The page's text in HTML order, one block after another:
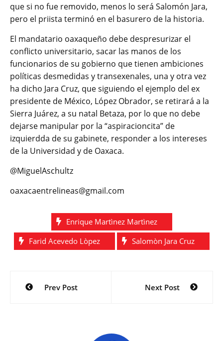
que si no fue removido, menos lo será Salomón Jara,
pero el priista terminó en el basurero de la historia.
El mandatario oaxaqueño debe despresurizar el
conflicto universitario, sacar las manos de los
funcionarios de su gobierno que tienen ambiciones
políticas desmedidas y transexenales, una y otra vez
ha dicho Jara Cruz, que siguiendo el ejemplo del ex
presidente de México, López Obrador, se retirará a la
Sierra Juárez, a su natal Betaza, por lo que no debe
dejarse manipular por la “aspiracioncita” de
izquierdda de su gabinete, responder a los intereses
de la Universidad y de Oaxaca.
@MiguelAschultz
oaxacaentrelineas@gmail.com
Enrique Martìnez Martìnez
Farid Acevedo Lòpez
Salomòn Jara Cruz
Navegación
Prev Post Next Post